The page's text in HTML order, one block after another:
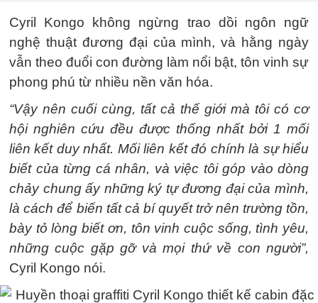
Cyril Kongo không ngừng trao dồi ngôn ngữ
nghệ thuật đương đại của mình, và hằng ngày
vẫn theo đuổi con đường làm nổi bật, tôn vinh sự
phong phú từ nhiều nền văn hóa.
“Vậy nên cuối cùng, tất cả thế giới mà tôi có cơ
hội nghiên cứu đều được thống nhất bởi 1 mối
liên kết duy nhất. Mối liên kết đó chính là sự hiểu
biết của từng cá nhân, và việc tôi góp vào dòng
chảy chung ấy những ký tự đương đại của mình,
là cách để biến tất cả bí quyết trở nên trường tồn,
bày tỏ lòng biết ơn, tôn vinh cuộc sống, tình yêu,
những cuộc gặp gỡ và mọi thứ về con người”,
Cyril Kongo nói.